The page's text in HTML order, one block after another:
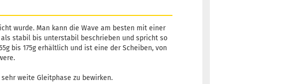
wurde. Man kann die Wave am besten mit einer
stabil bis unterstabil beschrieben und spricht so
bis 175g erhältlich und ist eine der Scheiben, von
weite Gleitphase zu bewirken.